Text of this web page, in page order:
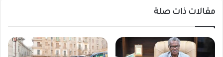
مقالات ذات صلة